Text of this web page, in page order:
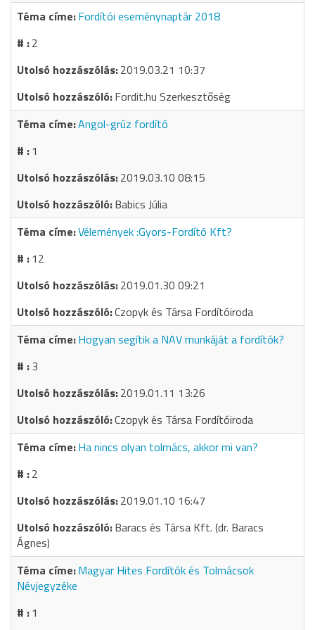
Fordítói eseménynaptár 2018
2
2019.03.21 10:37
Fordit.hu Szerkesztőség
Angol-grúz fordító
1
2019.03.10 08:15
Babics Júlia
Vélemények :Gyors-Fordító Kft?
12
2019.01.30 09:21
Czopyk és Társa Fordítóiroda
Hogyan segítik a NAV munkáját a fordítók?
3
2019.01.11 13:26
Czopyk és Társa Fordítóiroda
Ha nincs olyan tolmács, akkor mi van?
2
2019.01.10 16:47
Baracs és Társa Kft. (dr. Baracs
Ágnes)
Magyar Hites Fordítók és Tolmácsok
Névjegyzéke
1